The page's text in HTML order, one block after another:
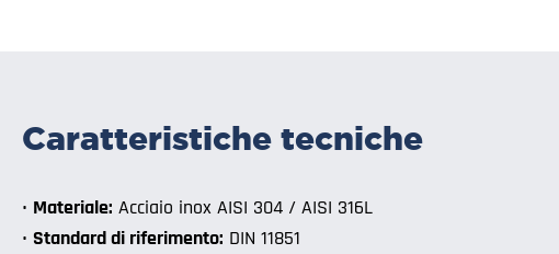
Caratteristiche tecniche
• Materiale: Acciaio inox AISI 304 / AISI 316L
• Standard di riferimento: DIN 11851